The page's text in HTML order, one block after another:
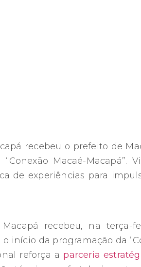
recebeu o prefeito de
“Conexão Macaé-
de experiências para
recebeu, na terça-
o início da programação da
reforça a parceria